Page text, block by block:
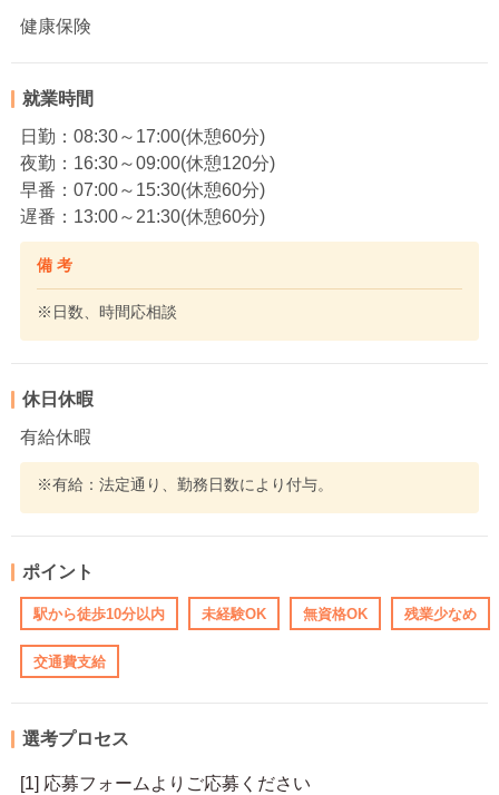
健康保険
就業時間
日勤：08:30～17:00(休憩60分)
夜勤：16:30～09:00(休憩120分)
早番：07:00～15:30(休憩60分)
遅番：13:00～21:30(休憩60分)
備 考
※日数、時間応相談
休日休暇
有給休暇
※有給：法定通り、勤務日数により付与。
ポイント
駅から徒歩10分以内 未経験OK 無資格OK 残業少なめ
交通費支給
選考プロセス
[1] 応募フォームよりご応募ください